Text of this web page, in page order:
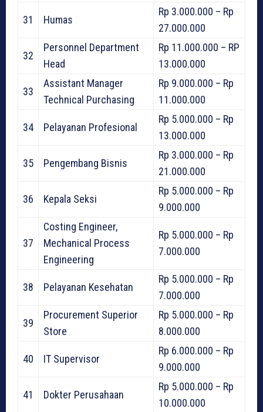
31 Humas
Rp 3.000.000 – Rp
27.000.000
32
Personnel Department
Head
Rp 11.000.000 – RP
13.000.000
33
Assistant Manager
Technical Purchasing
Rp 9.000.000 – Rp
11.000.000
34 Pelayanan Profesional
Rp 5.000.000 – Rp
13.000.000
35 Pengembang Bisnis
Rp 3.000.000 – Rp
21.000.000
36 Kepala Seksi
Rp 5.000.000 – Rp
9.000.000
37
Costing Engineer,
Mechanical Process
Engineering
Rp 5.000.000 – Rp
7.000.000
38 Pelayanan Kesehatan
Rp 5.000.000 – Rp
7.000.000
39
Procurement Superior
Store
Rp 5.000.000 – Rp
8.000.000
40 IT Supervisor
Rp 6.000.000 – Rp
9.000.000
41 Dokter Perusahaan
Rp 5.000.000 – Rp
10.000.000